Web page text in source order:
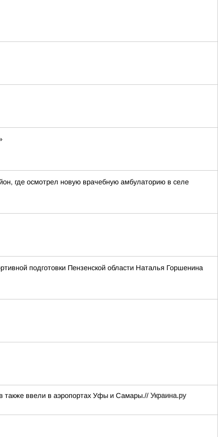
где осмотрел новую врачебную амбулаторию в селе
подготовки Пензенской области Наталья Горшенина
также ввели в аэропортах Уфы и Самары.// Украина.ру